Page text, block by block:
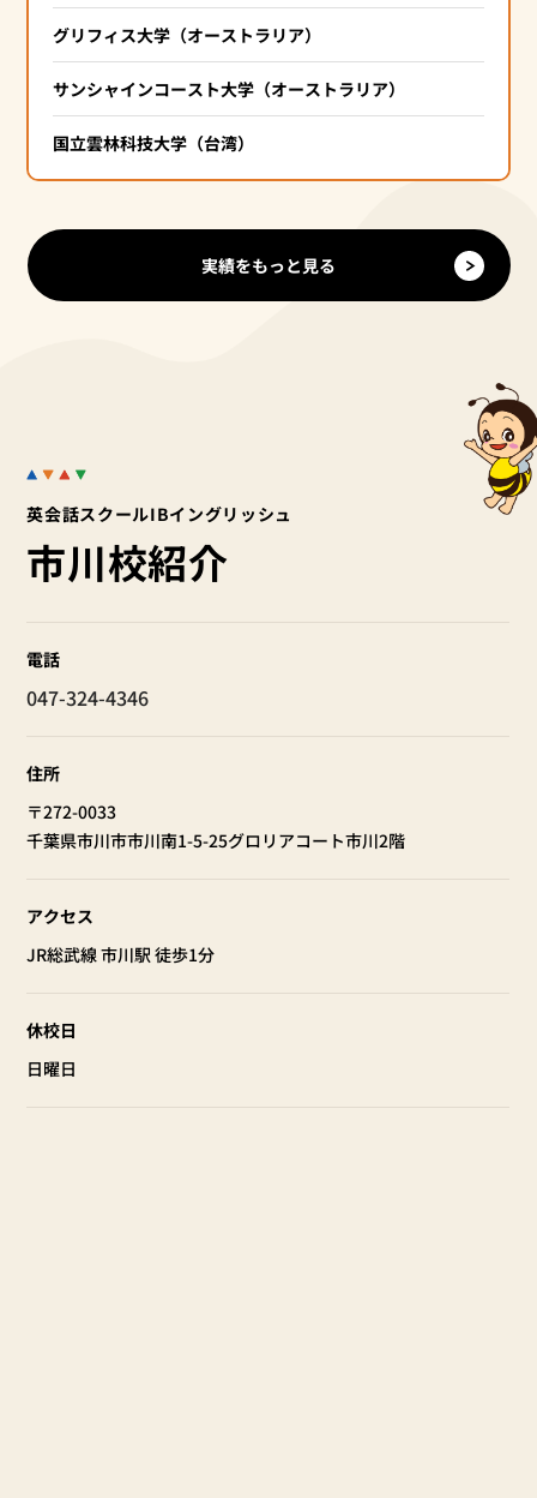
グリフィス大学（オーストラリア）
サンシャインコースト大学（オーストラリア）
国立雲林科技大学（台湾）
実績をもっと見る
英会話スクールIBイングリッシュ
市川校紹介
電話
047-324-4346
住所
〒272-0033
千葉県市川市市川南1-5-25グロリアコート市川2階
アクセス
JR総武線 市川駅 徒歩1分
休校日
日曜日